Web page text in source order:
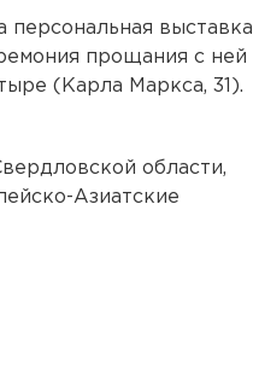
персональная выставка
прощания с ней
(Карла Маркса, 31).
области,
Азиатские